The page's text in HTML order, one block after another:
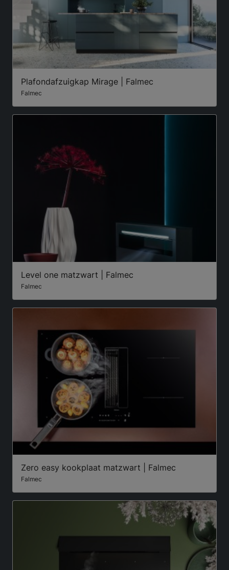
Plafondafzuigkap Mirage | Falmec
Falmec
Level one matzwart | Falmec
Falmec
Zero easy kookplaat matzwart | Falmec
Falmec